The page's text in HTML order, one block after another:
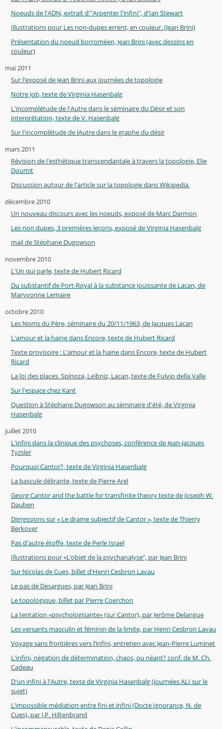
Noeuds de l'ADN, extrait d'"Arpenter l'infini", d'Ian Stewart
Illustrations pour Les non-dupes errent, en couleur. (Jean Brini)
Présentation du noeud borroméen, Jean Brini (avec dessins en
couleur)
mai 2011
Sur l'exposé de Jean Brini aux journées de topologie
Notre Job, texte de Virginia Hasenbalg
L'incomplétude de l'Autre dans le séminaire du Désir et son
interprétation, texte de V. Hasenbalg
Sur l'incomplétude de lAutre dans le graphe du désir
mars 2011
Révision de l'esthétique transcendantale à travers la topologie, Elie
Doumit
Discussion autour de l'article sur la topologie dans Wikipedia.
décembre 2010
Un nouveau discours avec les noeuds, exposé de Marc Darmon
Les non dupes, 3 premières leçons, exposé de Virginia Hasenbalg
mail de Stéphane Dugowson
novembre 2010
L'Un qui parle, texte de Hubert Ricard
Du substantif de Port-Royal à la substance jouissante de Lacan, de
Maryvonne Lemaire
octobre 2010
Les Noms du Père, séminaire du 20/11/1963, de Jacques Lacan
L'amour et la haine dans Encore, texte de Hubert Ricard
Texte provisoire : L’amour et la haine dans Encore, texte de Hubert
Ricard
La loi des places. Spinoza, Leibniz, Lacan, texte de Fulvio della Valle
Sur l'espace chez Kant
Question à Stéphane Dugowson au séminaire d'été, de Virginia
Hasenbalg
juillet 2010
L'infini dans la clinique des psychoses, conférence de Jean-Jacques
Tyzsler
Pourquoi Cantor?, texte de Virginia Hasenbalg
La bascule délirante, texte de Pierre Arel
Georg Cantor and the battle for transfinite theory texte de Joseph W.
Dauben
Digressions sur « Le drame subjectif de Cantor », texte de Thierry
Berkover
Pas d'autre étoffe, texte de Perle Israel
Illustrations pour «L’objet de la psychanalyse", par Jean Brini
Sur Nicolas de Cues, billet d'Henri Cesbron Lavau
Le pas de Desargues, par Jean Brini
Le topologique, billet par Pierre Coerchon
La tentation «psychologisante» (sur Cantor), par Jerôme Delangue
Les versants masculin et féminin de la limite, par Henri Cesbron Lavau
Voyage sans frontières vers l’infini, entretien avec Jean-Pierre Luminet
L'infini, négation de détermination, chaos, ou néant? conf. de M. Ch.
Cadeau
D'un infini à l'Autre, texte de Virginia Hasenbalg (journées ALI sur le
sujet)
L’impossible médiation entre fini et infini (Docte Ignorance, N. de
Cues), par J.P. Hiltenbrand